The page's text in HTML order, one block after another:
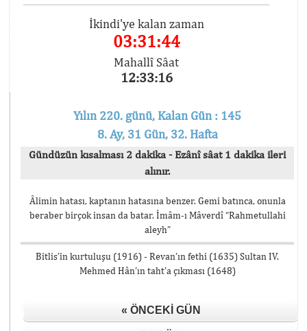
İkindi'ye kalan zaman
03:31:44
Mahallî Sâat
12:33:16
Yılın 220. günü, Kalan Gün : 145
8. Ay, 31 Gün, 32. Hafta
Gündüzün kısalması 2 dakika - Ezânî sâat 1 dakika ileri
alınır.
Âlimin hatası, kaptanın hatasına benzer. Gemi batınca, onunla
beraber birçok insan da batar. İmâm-ı Mâverdî “Rahmetullahi
aleyh”
Bitlis’in kurtuluşu (1916) - Revan’ın fethi (1635) Sultan IV.
Mehmed Hân’ın taht’a çıkması (1648)
« ÖNCEKI GÜN